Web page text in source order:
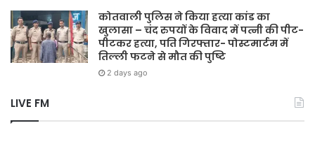
कोतवाली पुलिस ने किया हत्या कांड का
खुलासा – चंद रुपयों के विवाद में पत्नी की पीट-
पीटकर हत्या, पति गिरफ्तार- पोस्टमार्टम में
तिल्ली फटने से मौत की पुष्टि
2 days ago
LIVE FM